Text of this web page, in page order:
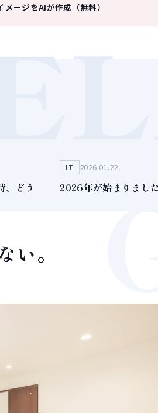
ージをAIが作成（無料）
、どう
IT 2026.01.22
2026年が始まりました
い。